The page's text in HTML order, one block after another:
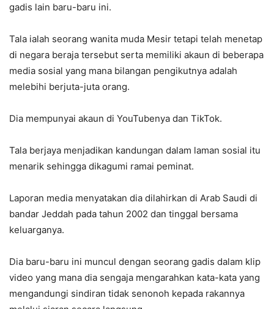
gadis lain baru-baru ini.
Tala ialah seorang wanita muda Mesir tetapi telah menetap
di negara beraja tersebut serta memiliki akaun di beberapa
media sosial yang mana bilangan pengikutnya adalah
melebihi berjuta-juta orang.
Dia mempunyai akaun di YouTubenya dan TikTok.
Tala berjaya menjadikan kandungan dalam laman sosial itu
menarik sehingga dikagumi ramai peminat.
Laporan media menyatakan dia dilahirkan di Arab Saudi di
bandar Jeddah pada tahun 2002 dan tinggal bersama
keluarganya.
Dia baru-baru ini muncul dengan seorang gadis dalam klip
video yang mana dia sengaja mengarahkan kata-kata yang
mengandungi sindiran tidak senonoh kepada rakannya